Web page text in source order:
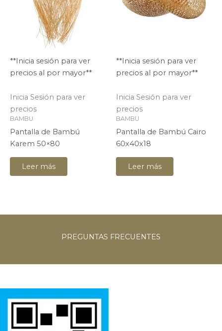
**Inicia sesión para ver
precios al por mayor**
Inicia Sesión para ver
precios
BAMBU
Pantalla de Bambú
Karem 50×80
Leer más
**Inicia sesión para ver
precios al por mayor**
Inicia Sesión para ver
precios
BAMBU
Pantalla de Bambú Cairo
60x40x18
Leer más
PREGUNTAS FRECUENTES